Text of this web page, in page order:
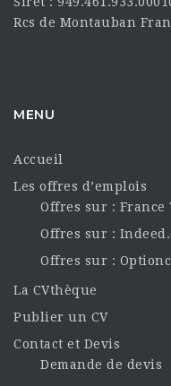
Rcs de Montauban
MENU
Accueil
Les offres d’emplois
Offres sur : France
Offres sur :
Offres sur :
La CVthèque
Publier un CV
Contact et Devis
Demande de devis